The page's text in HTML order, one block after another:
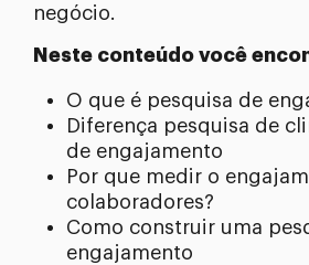
negócio.
Neste conteúdo você
O que é pesquisa de
Diferença pesquisa de
de engajamento
Por que medir o
colaboradores?
Como construir uma
engajamento